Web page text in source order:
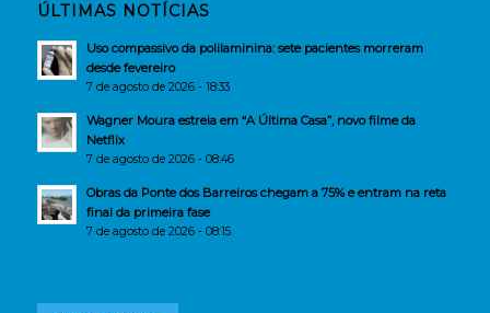
ÚLTIMAS NOTÍCIAS
Uso compassivo da polilaminina: sete pacientes morreram
desde fevereiro
7 de agosto de 2026 - 18:33
Wagner Moura estreia em “A Última Casa”, novo filme da
Netflix
7 de agosto de 2026 - 08:46
Obras da Ponte dos Barreiros chegam a 75% e entram na reta
final da primeira fase
7 de agosto de 2026 - 08:15